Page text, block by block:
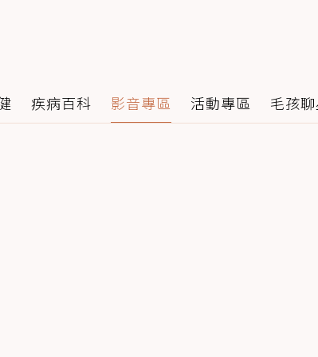
疾病百科 影音專區 活動專區 毛孩